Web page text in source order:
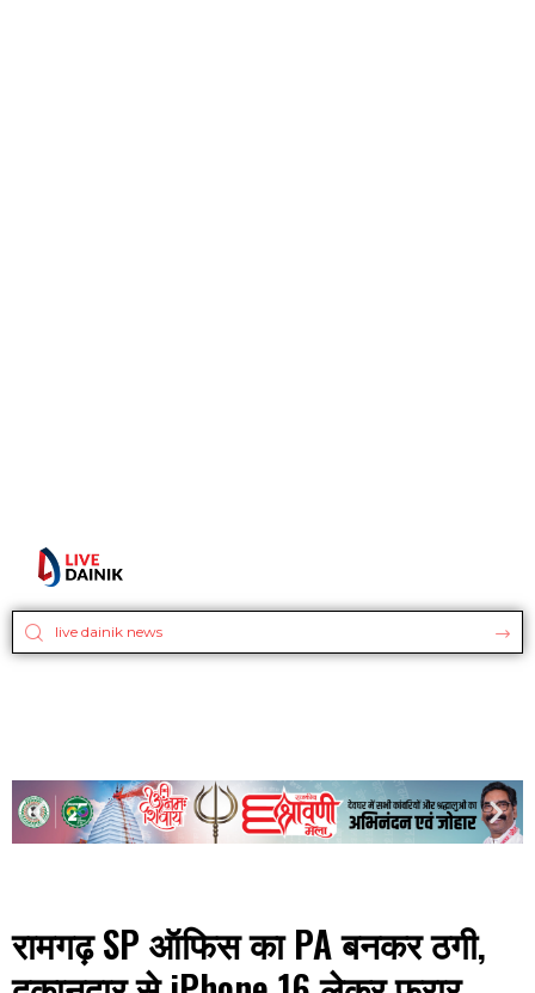
रामगढ़ SP ऑफिस का PA बनकर ठगी,